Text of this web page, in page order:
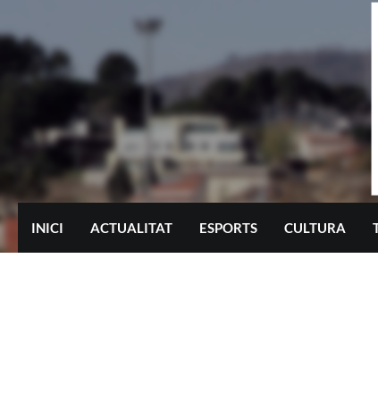
to
content
INICI ACTUALITAT ESPORTS CULTURA